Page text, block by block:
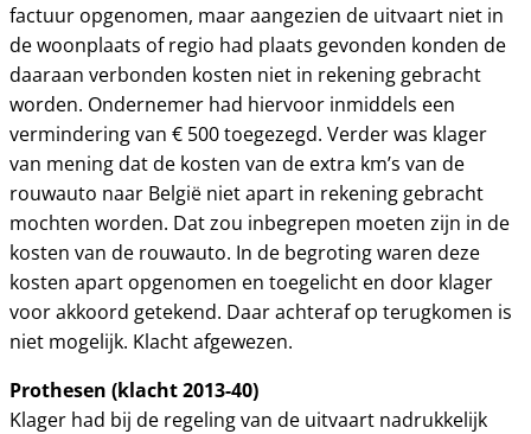
factuur opgenomen, maar aangezien de uitvaart niet in
de woonplaats of regio had plaats gevonden konden de
daaraan verbonden kosten niet in rekening gebracht
worden. Ondernemer had hiervoor inmiddels een
vermindering van € 500 toegezegd. Verder was klager
van mening dat de kosten van de extra km’s van de
rouwauto naar België niet apart in rekening gebracht
mochten worden. Dat zou inbegrepen moeten zijn in de
kosten van de rouwauto. In de begroting waren deze
kosten apart opgenomen en toegelicht en door klager
voor akkoord getekend. Daar achteraf op terugkomen is
niet mogelijk. Klacht afgewezen.
Prothesen (klacht 2013-40)
Klager had bij de regeling van de uitvaart nadrukkelijk